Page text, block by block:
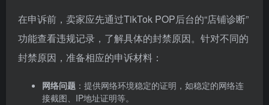
在申诉前，卖家应先通过TikTok POP后台的“店铺诊断”
功能查看违规记录，了解具体的封禁原因。针对不同的
封禁原因，准备相应的申诉材料：
网络问题 ：提供网络环境稳定的证明，如稳定的网络连
接截图、IP地址证明等。